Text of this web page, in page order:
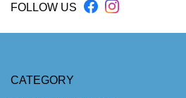
FOLLOW US
CATEGORY